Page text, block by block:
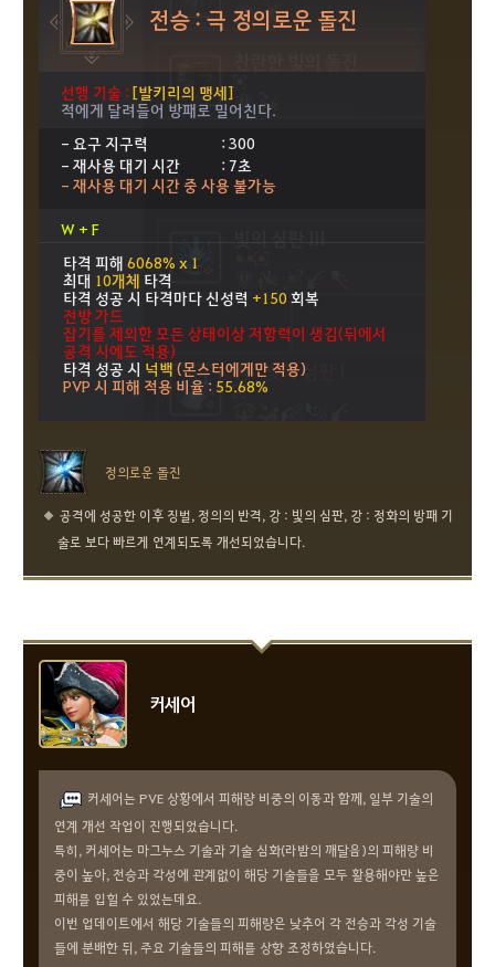
정의로운 돌진
공격에 성공한 이후 징벌, 정의의 반격, 강 : 빛의 심판, 강 : 정화의 방패 기
술로 보다 빠르게 연계되도록 개선되었습니다.
커세어
커세어는 PVE 상황에서 피해량 비중의 이동과 함께, 일부 기술의
연계 개선 작업이 진행되었습니다.
특히, 커세어는 마그누스 기술과 기술 심화(라밤의 깨달음)의 피해량 비
중이 높아, 전승과 각성에 관계없이 해당 기술들을 모두 활용해야만 높은
피해를 입힐 수 있었는데요.
이번 업데이트에서 해당 기술들의 피해량은 낮추어 각 전승과 각성 기술
들에 분배한 뒤, 주요 기술들의 피해를 상향 조정하였습니다.